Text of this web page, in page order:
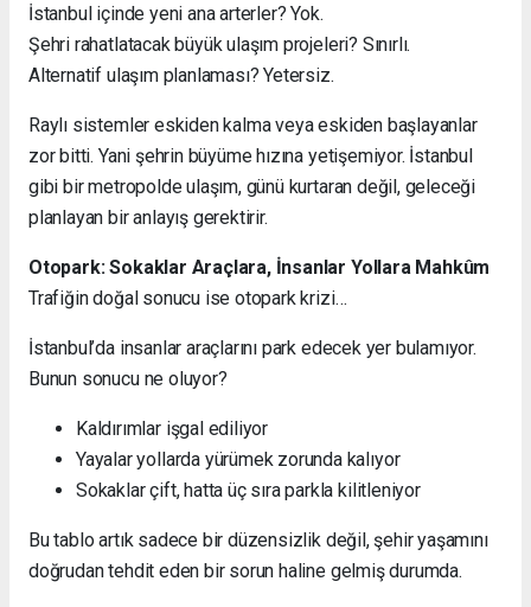
İstanbul içinde yeni ana arterler? Yok.
Şehri rahatlatacak büyük ulaşım projeleri? Sınırlı.
Alternatif ulaşım planlaması? Yetersiz.
Raylı sistemler eskiden kalma veya eskiden başlayanlar
zor bitti. Yani şehrin büyüme hızına yetişemiyor. İstanbul
gibi bir metropolde ulaşım, günü kurtaran değil, geleceği
planlayan bir anlayış gerektirir.
Otopark: Sokaklar Araçlara, İnsanlar Yollara Mahkûm
Trafiğin doğal sonucu ise otopark krizi…
İstanbul’da insanlar araçlarını park edecek yer bulamıyor.
Bunun sonucu ne oluyor?
Kaldırımlar işgal ediliyor
Yayalar yollarda yürümek zorunda kalıyor
Sokaklar çift, hatta üç sıra parkla kilitleniyor
Bu tablo artık sadece bir düzensizlik değil, şehir yaşamını
doğrudan tehdit eden bir sorun haline gelmiş durumda.